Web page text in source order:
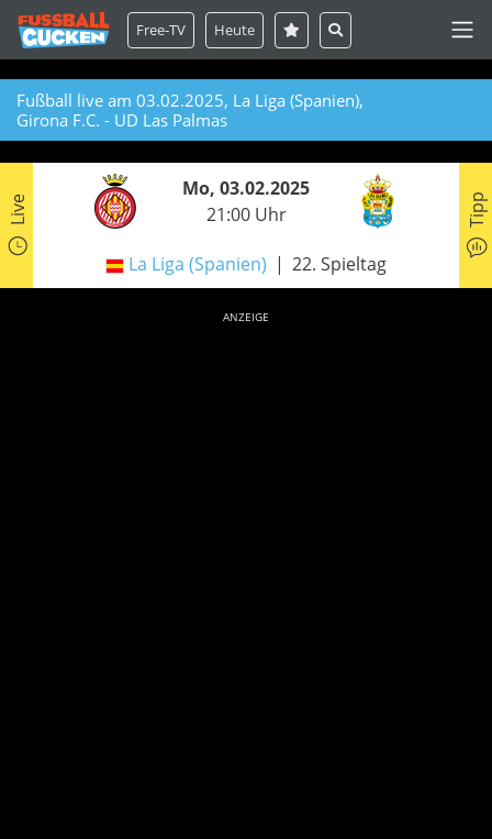
Free-TV Heute
Fußball live am 03.02.2025, La Liga (Spanien),
Girona F.C. - UD Las Palmas
Live
Mo, 03.02.2025
21:00 Uhr
La Liga (Spanien) 22. Spieltag
Tipp
ANZEIGE